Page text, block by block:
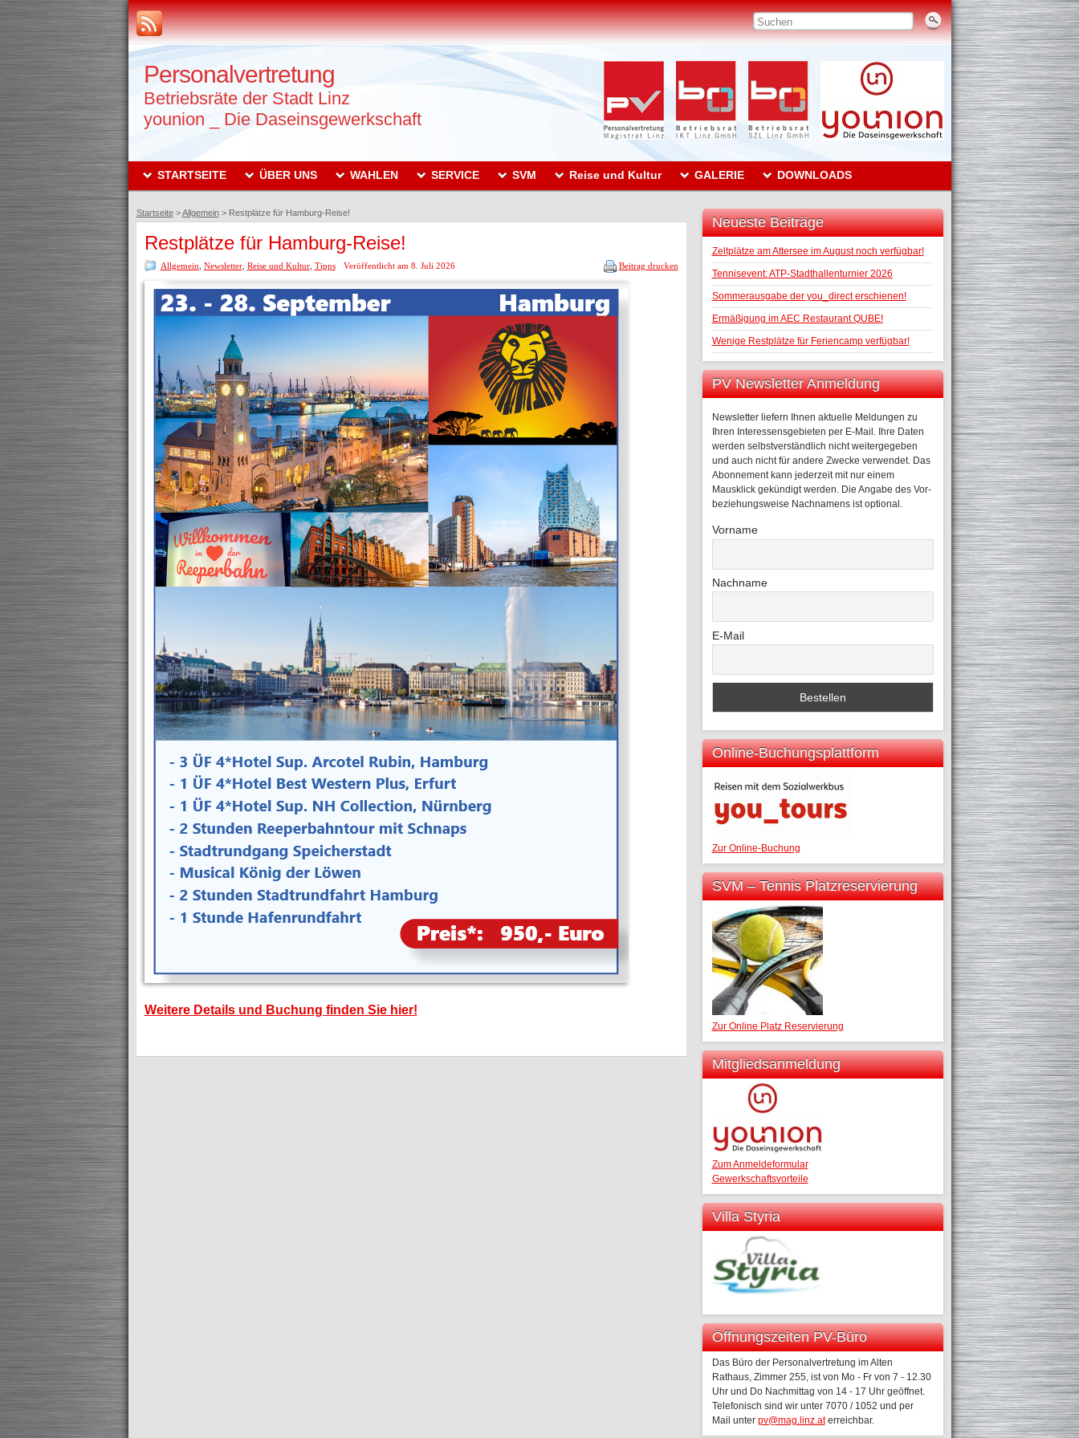
Personalvertretung
Betriebsräte der Stadt Linz
younion _ Die Daseinsgewerkschaft
STARTSEITE ÜBER UNS WAHLEN SERVICE SVM Reise und Kultur GALERIE DOWNLOADS
Startseite>Allgemein> Restplätze für Hamburg-Reise!
Restplätze für Hamburg-Reise!
Allgemein Newsletter, Reise und Kultur, Tipps Veröffentlicht am 8. Juli 2026 Beitrag drucken
Weitere Details und Buchung finden Sie hier!
Neueste Beiträge
Zeltplätze am Attersee im August noch verfügbar!
Tennisevent: ATP-Stadthallenturnier 2026
Sommerausgabe der you_direct erschienen!
Ermäßigung im AEC Restaurant QUBE!
Wenige Restplätze für Feriencamp verfügbar!
PV Newsletter Anmeldung
Newsletter liefern Ihnen aktuelle Meldungen zu
Ihren Interessensgebieten per E-Mail. Ihre Daten
werden selbstverständlich nicht weitergegeben
und auch nicht für andere Zwecke verwendet. Das
Abonnement kann jederzeit mit nur einem
Mausklick gekündigt werden. Die Angabe des Vor-
beziehungsweise Nachnamens ist optional.
Vorname
Nachname
E-Mail
Online-Buchungsplattform
Zur Online-Buchung
SVM – Tennis Platzreservierung
Zur Online Platz Reservierung
Mitgliedsanmeldung
Zum Anmeldeformular
Gewerkschaftsvorteile
Villa Styria
Öffnungszeiten PV-Büro
Das Büro der Personalvertretung im Alten
Rathaus, Zimmer 255, ist von Mo - Fr von 7 - 12.30
Uhr und Do Nachmittag von 14 - 17 Uhr geöffnet.
Telefonisch sind wir unter 7070 / 1052 und per
Mail unter pv@mag.linz.aterreichbar.